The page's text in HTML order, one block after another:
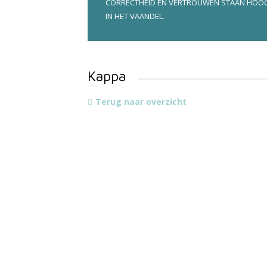
CORRECTHEID EN VERTROUWEN STAAN
IN HET VAANDEL.
Kappa
Terug naar overzicht